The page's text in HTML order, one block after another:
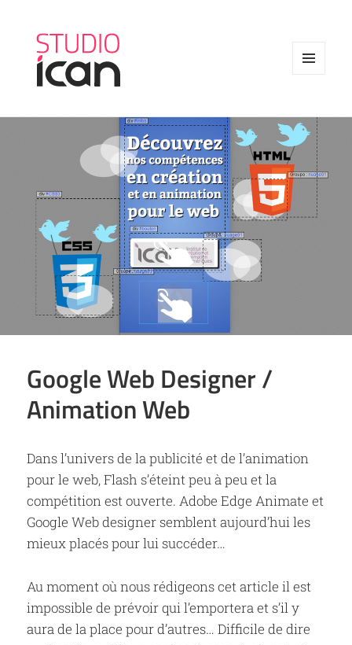
Google Web Designer /
Animation Web
Dans l’univers de la publicité et de l’animation
pour le web, Flash s’éteint peu à peu et la
compétition est ouverte. Adobe Edge Animate et
Google Web designer semblent aujourd’hui les
mieux placés pour lui succéder…
Au moment où nous rédigeons cet article il est
impossible de prévoir qui l’emportera et s’il y
aura de la place pour d’autres… Difficile de dire